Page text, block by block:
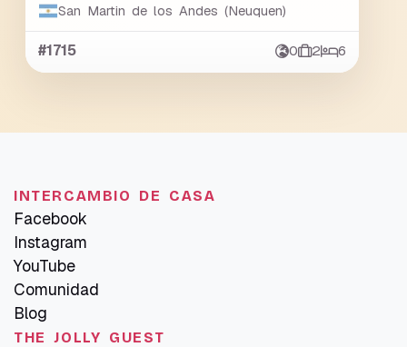
San Martin de los Andes (Neuquen)
#1715 0 2 6
INTERCAMBIO DE CASA
Facebook
Instagram
YouTube
Comunidad
Blog
THE JOLLY GUEST